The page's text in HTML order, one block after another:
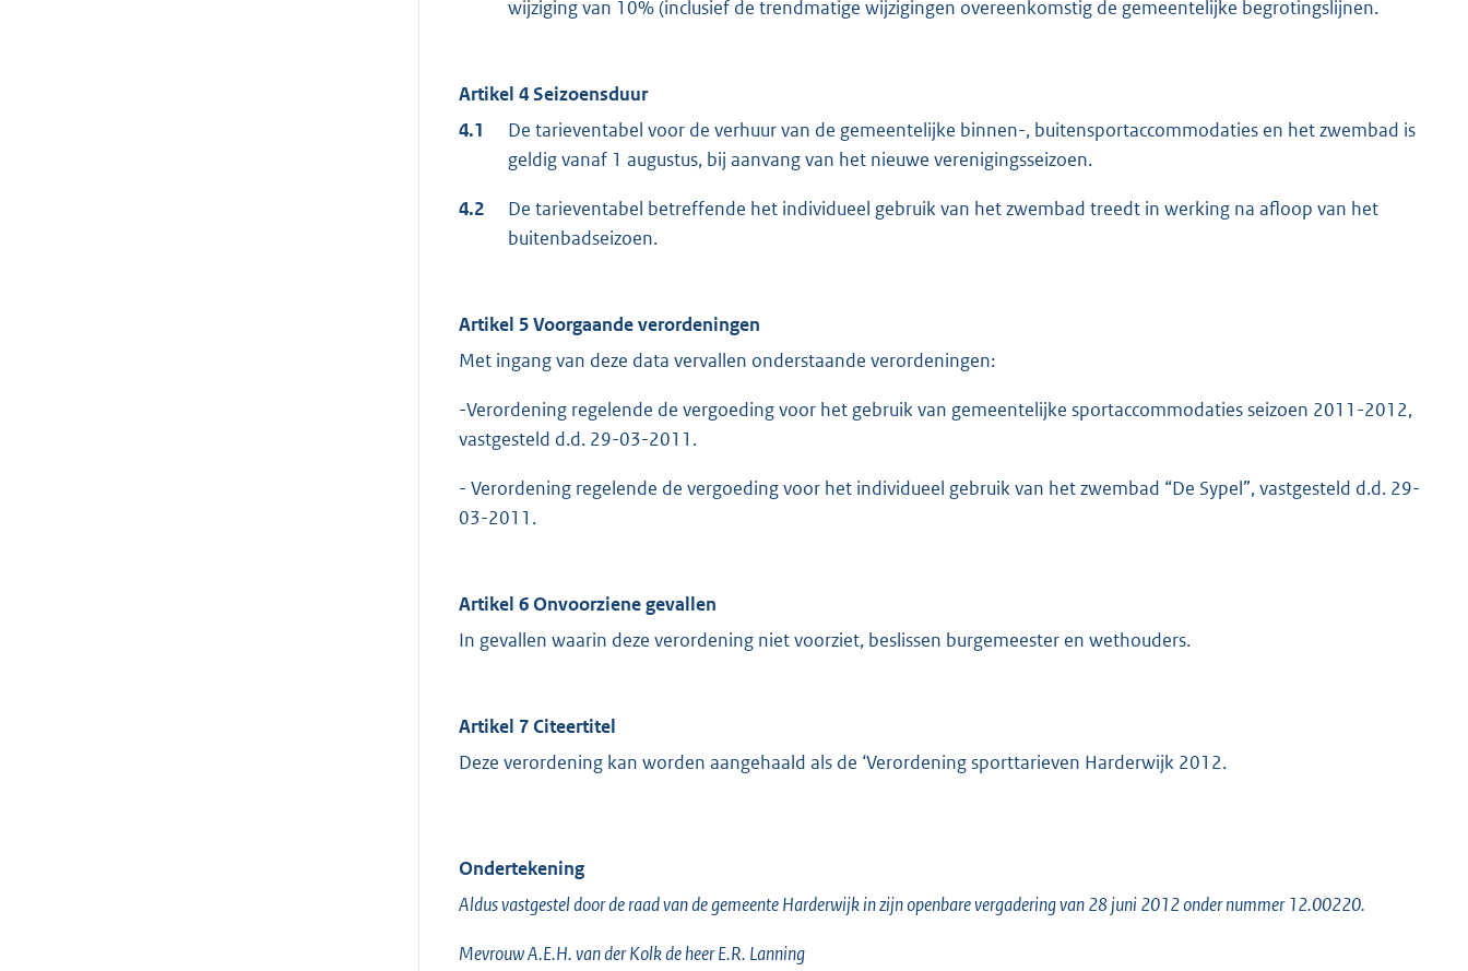
wijziging van 10% (inclusief de trendmatige wijzigingen overeenkomstig de gemeentelijke begrotingslijnen.
Artikel 4 Seizoensduur
4.1
De tarieventabel voor de verhuur van de gemeentelijke binnen-, buitensportaccommodaties en het zwembad is
geldig vanaf 1 augustus, bij aanvang van het nieuwe verenigingsseizoen.
4.2
De tarieventabel betreffende het individueel gebruik van het zwembad treedt in werking na afloop van het
buitenbadseizoen.
Artikel 5 Voorgaande verordeningen
Met ingang van deze data vervallen onderstaande verordeningen:
-Verordening regelende de vergoeding voor het gebruik van gemeentelijke sportaccommodaties seizoen 2011-2012,
vastgesteld d.d. 29-03-2011.
- Verordening regelende de vergoeding voor het individueel gebruik van het zwembad “De Sypel”, vastgesteld d.d. 29-
03-2011.
Artikel 6 Onvoorziene gevallen
In gevallen waarin deze verordening niet voorziet, beslissen burgemeester en wethouders.
Artikel 7 Citeertitel
Deze verordening kan worden aangehaald als de ‘Verordening sporttarieven Harderwijk 2012.
Ondertekening
Aldus vastgestel door de raad van de gemeente Harderwijk in zijn openbare vergadering van 28 juni 2012 onder nummer 12.00220.
Mevrouw A.E.H. van der Kolk de heer E.R. Lanning